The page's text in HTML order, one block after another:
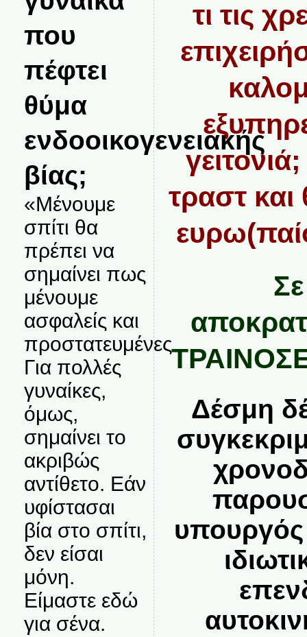
που
πέφτει
θύμα
ενδοοικογενειακής
βίας;
«Μένουμε
σπίτι θα
πρέπει να
σημαίνει πως
μένουμε
ασφαλείς και
προστατευμένες.
Για πολλές
γυναίκες,
όμως,
σημαίνει το
ακριβώς
αντίθετο. Εάν
υφίστασαι
βία στο σπίτι,
δεν είσαι
μόνη.
Είμαστε εδώ
για σένα.
τι τις
τραστ
Δέσμη
υπουργός